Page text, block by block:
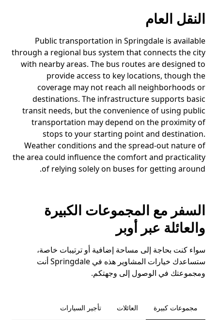
النقل العام
Public transportation in Springdale is available
through a regional bus system that connects the city
with nearby areas. The bus routes are designed to
provide access to key locations, though the
coverage may not reach all neighborhoods or
destinations. The infrastructure supports basic
transit needs, but the convenience of using public
transportation may depend on the proximity of
stops to your starting point and destination.
Weather conditions and the spread-out nature of
the area could influence the comfort and practicality
of relying solely on buses for getting around.
السفر مع المجموعات الكبيرة
والعائلة عبر أوبر
سواء كنت بحاجة إلى مساحة إضافية أو ترتيبات خاصة،
ستساعدك خيارات المشاوير هذه في Springdale أنت
ومجموعتك في الوصول إلى وجهتكم.
مجموعات كبيرة العائلات تأجير السيارات